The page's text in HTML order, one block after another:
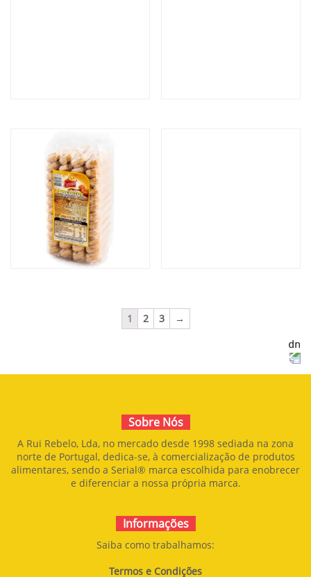
BISCOITO BRANCO
BISCOITO PACIÊNCIA
1 2 3 →
Sobre Nós
A Rui Rebelo, Lda, no mercado desde 1998 sediada na zona
norte de Portugal, dedica-se, à comercialização de produtos
alimentares, sendo a Serial® marca escolhida para enobrecer
e diferenciar a nossa própria marca.
Informações
Saiba como trabalhamos:
Termos e Condições